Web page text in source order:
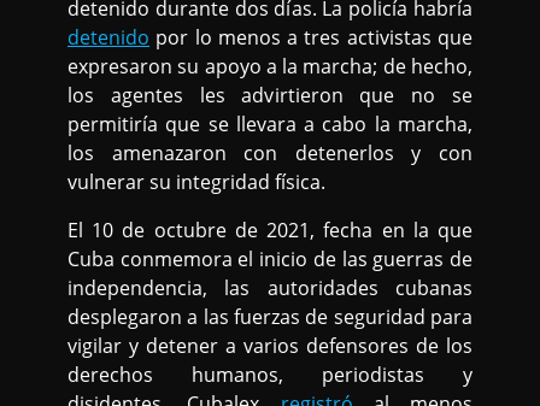
detenido durante dos días. La policía habría
detenido por lo menos a tres activistas que
expresaron su apoyo a la marcha; de hecho,
los agentes les advirtieron que no se
permitiría que se llevara a cabo la marcha,
los amenazaron con detenerlos y con
vulnerar su integridad física.
El 10 de octubre de 2021, fecha en la que
Cuba conmemora el inicio de las guerras de
independencia, las autoridades cubanas
desplegaron a las fuerzas de seguridad para
vigilar y detener a varios defensores de los
derechos humanos, periodistas y